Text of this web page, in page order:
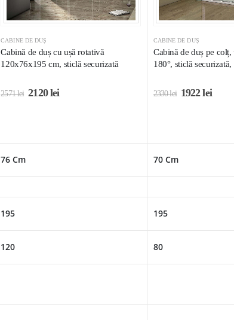
CABINE DE DUȘ
Cabină de duș cu ușă rotativă
120x76x195 cm, sticlă securizată
2571lei 2120lei
CABINE DE DUȘ
Cabină de duș pe colț,
180°, sticlă
2330lei 1922lei
76 Cm 70 Cm
195 195
120 80